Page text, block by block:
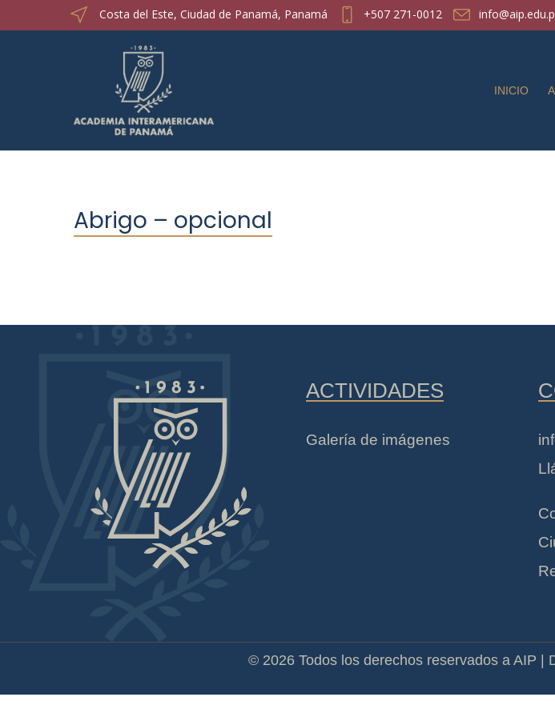
Costa del Este, Ciudad de Panamá, Panamá +507 271-0012
INICIO
Abrigo – opcional
ACTIVIDADES
Galería de imágenes
© 2026 Todos los derechos reservados a AIP |